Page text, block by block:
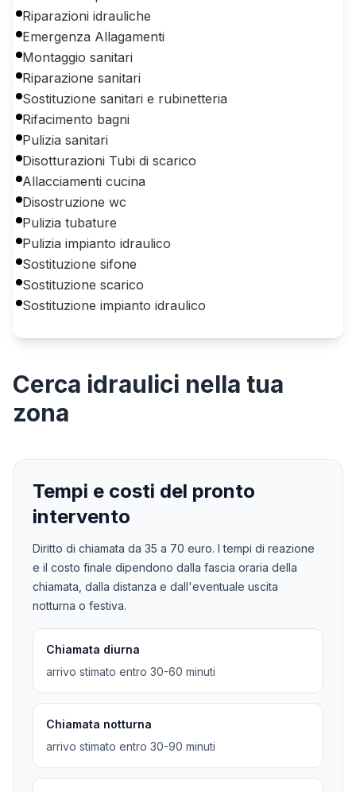
Riparazioni idrauliche
Emergenza Allagamenti
Montaggio sanitari
Riparazione sanitari
Sostituzione sanitari e rubinetteria
Rifacimento bagni
Pulizia sanitari
Disotturazioni Tubi di scarico
Allacciamenti cucina
Disostruzione wc
Pulizia tubature
Pulizia impianto idraulico
Sostituzione sifone
Sostituzione scarico
Sostituzione impianto idraulico
Cerca idraulici nella tua
zona
Tempi e costi del pronto
intervento
Diritto di chiamata da 35 a 70 euro. I tempi di reazione
e il costo finale dipendono dalla fascia oraria della
chiamata, dalla distanza e dall'eventuale uscita
notturna o festiva.
Chiamata diurna
arrivo stimato entro 30-60 minuti
Chiamata notturna
arrivo stimato entro 30-90 minuti